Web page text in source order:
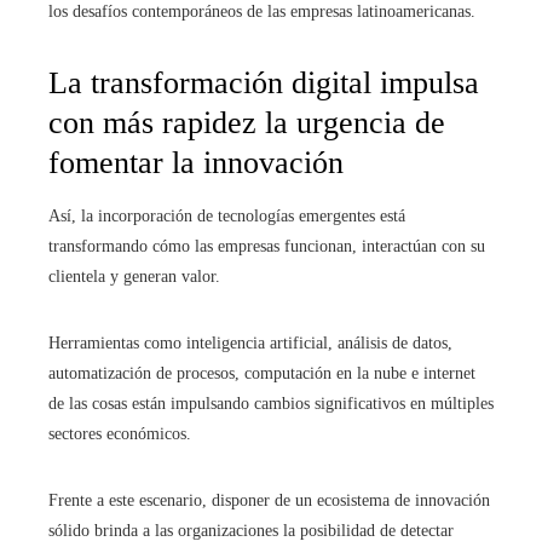
los desafíos contemporáneos de las empresas latinoamericanas.
La transformación digital impulsa
con más rapidez la urgencia de
fomentar la innovación
Así, la incorporación de tecnologías emergentes está
transformando cómo las empresas funcionan, interactúan con su
clientela y generan valor.
Herramientas como inteligencia artificial, análisis de datos,
automatización de procesos, computación en la nube e internet
de las cosas están impulsando cambios significativos en múltiples
sectores económicos.
Frente a este escenario, disponer de un ecosistema de innovación
sólido brinda a las organizaciones la posibilidad de detectar